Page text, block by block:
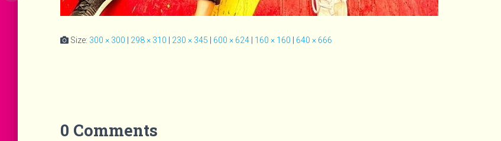
Size: 300 × 300 298 × 310 230 × 345 600 × 624 160 × 160 640 × 666
0 Comments